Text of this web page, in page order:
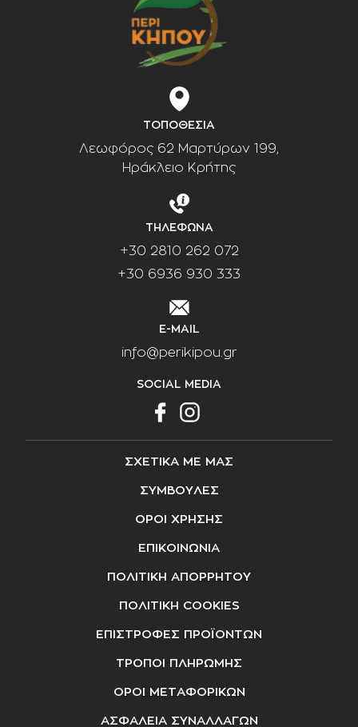
ΤΟΠΟΘΕΣΙΑ
Λεωφόρος 62 Μαρτύρων 199,
Ηράκλειο Κρήτης
ΤΗΛΕΦΩΝΑ
+30 2810 262 072
+30 6936 930 333
E-MAIL
info@perikipou.gr
SOCIAL MEDIA
ΣΧΕΤΙΚΑ ΜΕ ΜΑΣ
ΣΥΜΒΟΥΛΕΣ
ΟΡΟΙ ΧΡΗΣΗΣ
ΕΠΙΚΟΙΝΩΝΙΑ
ΠΟΛΙΤΙΚΗ ΑΠΟΡΡΗΤΟΥ
ΠΟΛΙΤΙΚΗ COOKIES
ΕΠΙΣΤΡΟΦΕΣ ΠΡΟΪΟΝΤΩΝ
ΤΡΟΠΟΙ ΠΛΗΡΩΜΗΣ
ΟΡΟΙ ΜΕΤΑΦΟΡΙΚΩΝ
ΑΣΦΑΛΕΙΑ ΣΥΝΑΛΛΑΓΩΝ